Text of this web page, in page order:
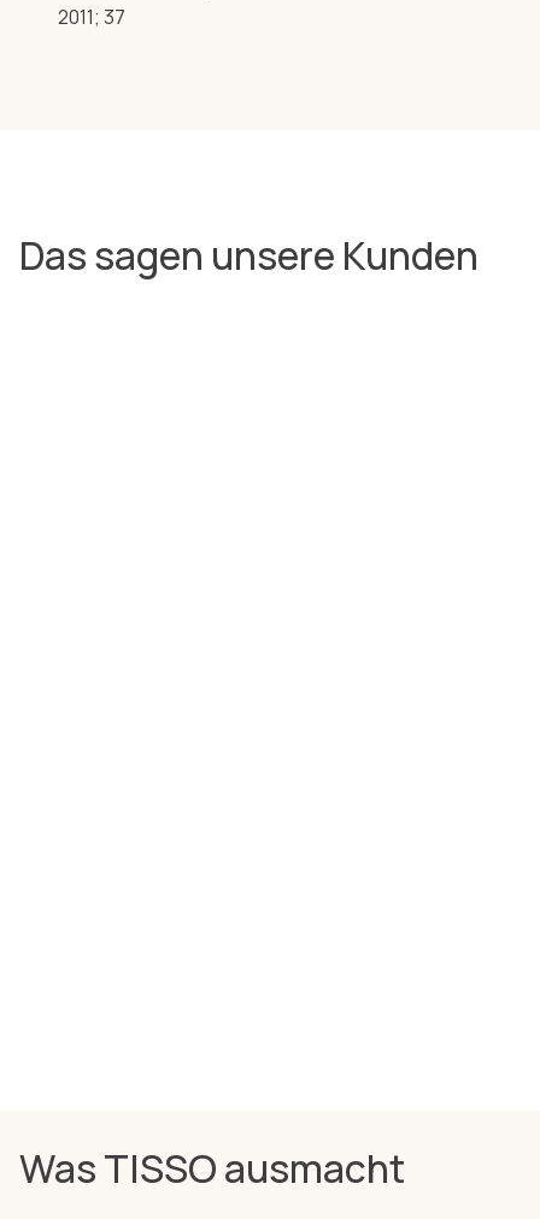
2011; 37
Das sagen unsere Kunden
Was TISSO ausmacht